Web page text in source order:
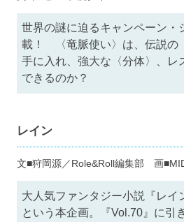
世界の謎に迫るキャンペーン・
載！ 〈竜脈使い〉は、伝説の
手に入れ、強大な〈分体〉、レ
できるのか？
レイン
文■狩岡源／Role&Roll編集部 画
大人気ファンタジー小説『レイ
という本企画。『Vol.70』に引